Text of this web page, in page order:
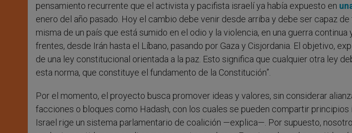
pensamiento recurrente que el activista y pacifista israelí ya había expuesto en
enero del año pasado. Hoy el cambio debe venir desde arriba y debe ser capaz
misma de un país que está sumido en el odio y la violencia, en una guerra
frentes, desde Irán hasta el Líbano, pasando por Gaza y Cisjordania. El objetivo,
de una ley constitucional orientada a la paz. Esto significa que cualquier otra ley
esta norma, que constituye el fundamento de la Constitución”.
Por el momento, el proyecto busca promover ideas y valores, sin considerar
facciones o bloques como Hadash, con los cuales se pueden compartir principios
Israel rige un sistema parlamentario de coalición —explica—. Por supuesto,